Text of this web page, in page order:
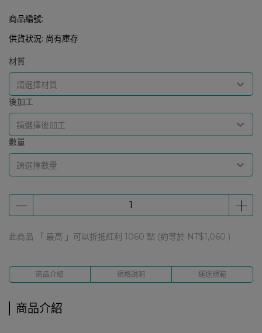
商品編號:
供貨狀況: 尚有庫存
材質
請選擇材質
後加工
請選擇後加工
數量
請選擇數量
此商品 「 最高 」可以折抵紅利 1060 點 (約等於 NT$1,060 )
商品介紹 規格說明 運送規範
商品介紹